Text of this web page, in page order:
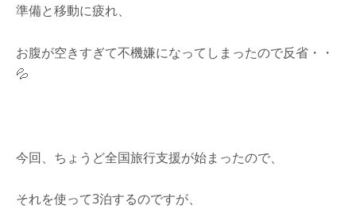
準備と移動に疲れ、
お腹が空きすぎて不機嫌になってしまったので反省・・
💦
今回、ちょうど全国旅行支援が始まったので、
それを使って3泊するのですが、